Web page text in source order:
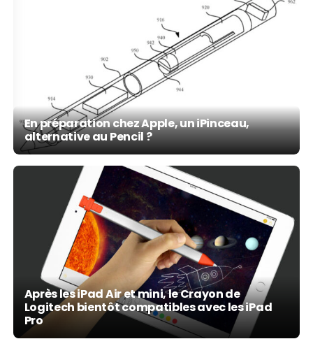
En préparation chez Apple, un iPinceau,
alternative au Pencil ?
Après les iPad Air et mini, le Crayon de
Logitech bientôt compatibles avec les iPad
Pro